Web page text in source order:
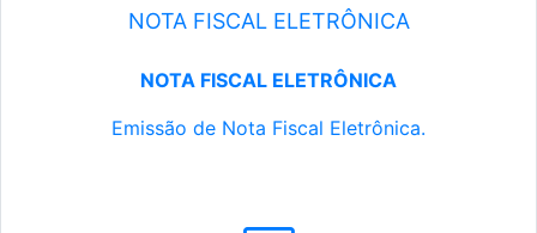
NOTA FISCAL ELETRÔNICA
NOTA FISCAL ELETRÔNICA
Emissão de Nota Fiscal Eletrônica.